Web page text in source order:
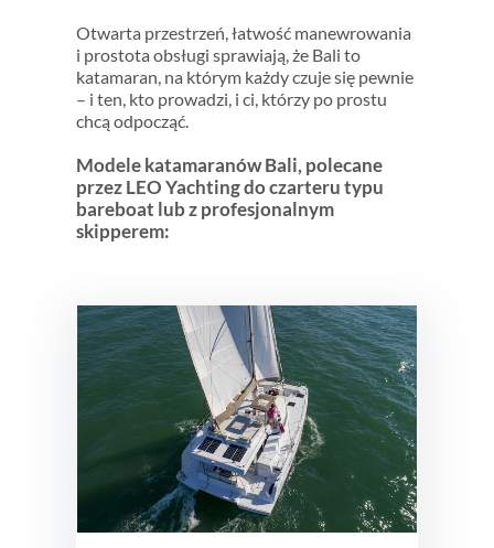
Otwarta przestrzeń, łatwość manewrowania
i prostota obsługi sprawiają, że Bali to
katamaran, na którym każdy czuje się pewnie
– i ten, kto prowadzi, i ci, którzy po prostu
chcą odpocząć.
Modele katamaranów Bali, polecane
przez LEO Yachting do czarteru typu
bareboat lub z profesjonalnym
skipperem: